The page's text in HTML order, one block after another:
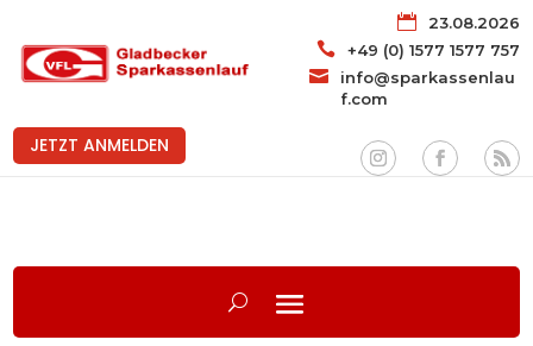

23.08.2026

+49 (0) 1577 1577 757

info@sparkassenlau
f.com
JETZT ANMELDEN